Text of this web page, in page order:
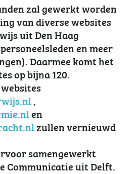
zal gewerkt worden
van diverse websites
uit Den Haag
en meer
Daarmee komt het
op bijna 120.
,
en
zullen vernieuwd
samengewerkt
Communicatie uit Delft.